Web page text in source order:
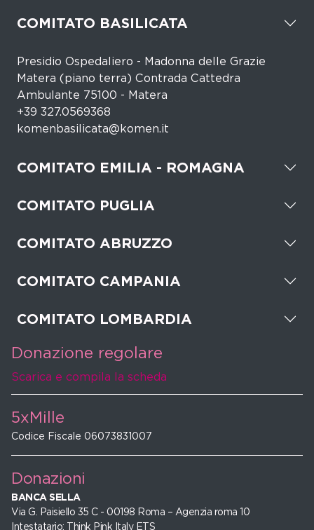
COMITATO BASILICATA
Presidio Ospedaliero - Madonna delle Grazie
Matera (piano terra) Contrada Cattedra
Ambulante 75100 - Matera
+39 327.0569368
komenbasilicata@komen.it
COMITATO EMILIA - ROMAGNA
COMITATO PUGLIA
COMITATO ABRUZZO
COMITATO CAMPANIA
COMITATO LOMBARDIA
Donazione regolare
Scarica e compila la scheda
5xMille
Codice Fiscale 06073831007
Donazioni
BANCA SELLA
Via G. Paisiello 35 C - 00198 Roma – Agenzia roma 10
Intestatario: Think Pink Italy ETS